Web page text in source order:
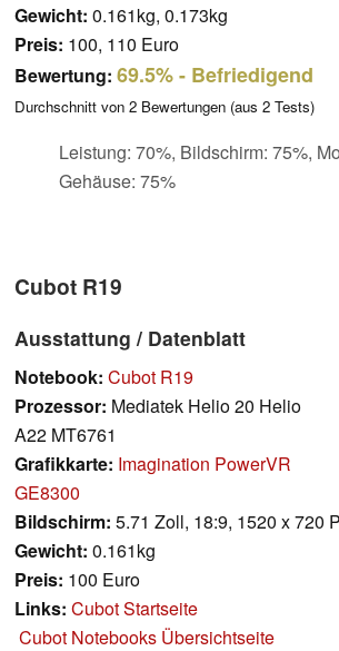
Gewicht: 0.161kg, 0.173kg
Preis: 100, 110 Euro
Bewertung: 69.5%- Befriedigend
Durchschnitt von 2 Bewertungen (aus 2 Tests)
Leistung: 70%, Bildschirm: 75%,
Gehäuse: 75%
Cubot R19
Ausstattung / Datenblatt
Notebook: Cubot R19
Prozessor: Mediatek Helio 20 Helio
A22 MT6761
Grafikkarte: Imagination PowerVR
GE8300
Bildschirm: 5.71 Zoll, 18:9, 1520 x 720
Gewicht: 0.161kg
Preis: 100 Euro
Links: Cubot Startseite
Cubot Notebooks Übersichtseite